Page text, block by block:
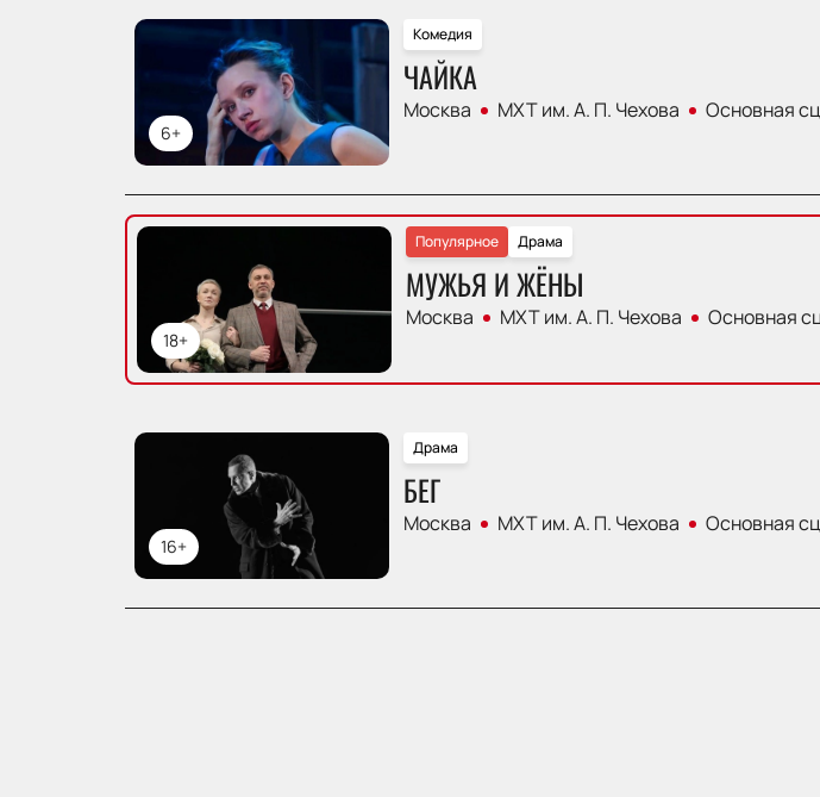
6+
Комедия
ЧАЙКА
Москва МХТ им. А. П. Чехова Основная
18+
Драма
Популярное
МУЖЬЯ И ЖЁНЫ
Москва МХТ им. А. П. Чехова Основная
16+
Драма
БЕГ
Москва МХТ им. А. П. Чехова Основная